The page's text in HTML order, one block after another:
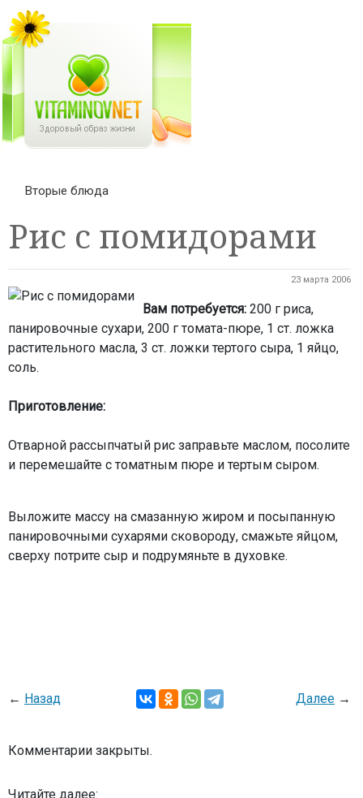
Вторые блюда
Рис с помидорами
23 марта 2006
Вам потребуется: 200 г риса,
панировочные сухари, 200 г томата-пюре, 1 ст. ложка
растительного масла, 3 ст. ложки тертого сыра, 1 яйцо,
соль.
Приготовление:
Отварной рассыпчатый рис заправьте маслом, посолите
и перемешайте с томатным пюре и тертым сыром.
Выложите массу на смазанную жиром и посыпанную
панировочными сухарями сковороду, смажьте яйцом,
сверху потрите сыр и подрумяньте в духовке.
← Назад Далее →
Комментарии закрыты.
Читайте далее: